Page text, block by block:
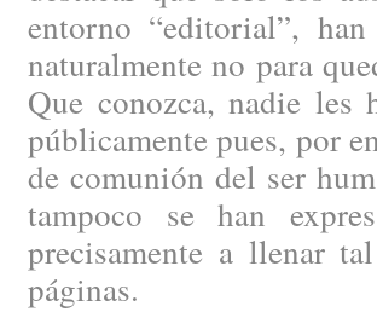
entorno “editorial”,
naturalmente no para
Que conozca, nadie les
públicamente pues, por
de comunión del ser
tampoco se han
precisamente a llenar
páginas.